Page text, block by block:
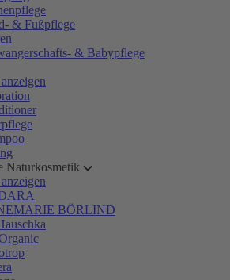
& Fußpflege
& Babypflege
Naturkosmetik
BÖRLIND